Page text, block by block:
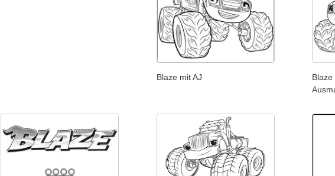
Blaze mit AJ